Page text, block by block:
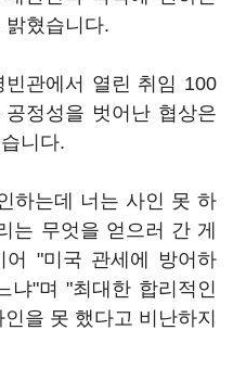
밝혔습니다.
관에서 열린 취임 100
정성을 벗어난 협상은
니다.
하는데 너는 사인 못 하
는 무엇을 얻으러 간 게
어 "미국 관세에 방어하
냐"며 "최대한 합리적인
을 못 했다고 비난하지